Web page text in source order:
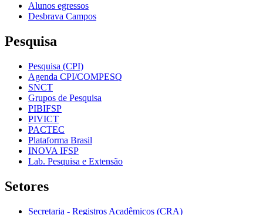
Alunos egressos
Desbrava Campos
Pesquisa
Pesquisa (CPI)
Agenda CPI/COMPESQ
SNCT
Grupos de Pesquisa
PIBIFSP
PIVICT
PACTEC
Plataforma Brasil
INOVA IFSP
Lab. Pesquisa e Extensão
Setores
Secretaria - Registros Acadêmicos (CRA)